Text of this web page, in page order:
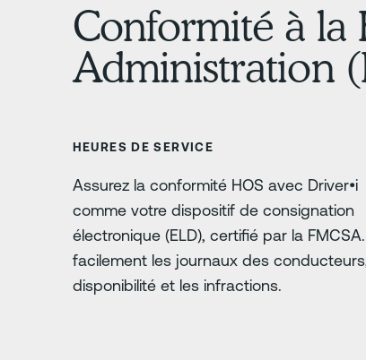
Conformité à la
Administration
HEURES DE SERVICE
Assurez la conformité HOS avec Driver•i
comme votre dispositif de consignation
électronique (ELD), certifié par la
facilement les journaux des
disponibilité et les infractions.